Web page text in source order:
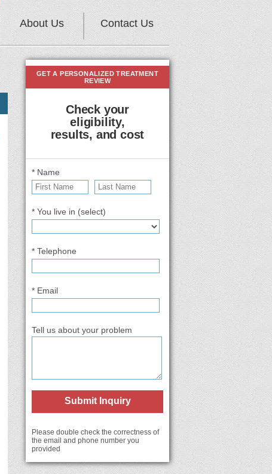
About Us Contact Us
GET A PERSONALIZED TREATMENT
REVIEW
Check your
eligibility,
results, and cost
* Name
* You live in (select)
* Telephone
* Email
Tell us about your problem
Submit Inquiry
Please double check the correctness of
the email and phone number you
provided